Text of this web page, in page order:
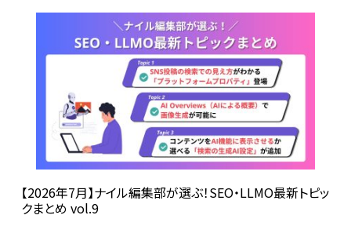
【2026年7月】ナイル編集部が選ぶ！SEO・LLMO最新トピッ
クまとめ vol.9